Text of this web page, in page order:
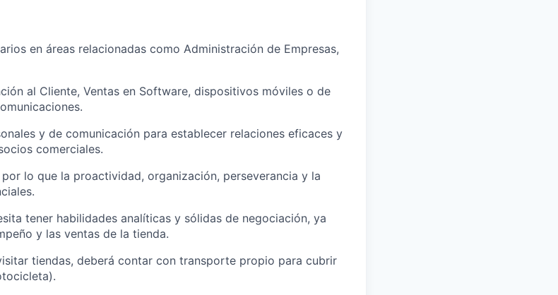
en áreas relacionadas como Administración de Empresas,
al Cliente, Ventas en Software, dispositivos móviles o de
y de comunicación para establecer relaciones eficaces y
comerciales.
lo que la proactividad, organización, perseverancia y la
tener habilidades analíticas y sólidas de negociación, ya
y las ventas de la tienda.
tiendas, deberá contar con transporte propio para cubrir